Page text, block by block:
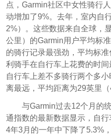
点，Garmin社区中女性骑行
动增加了9%。去年，室内自
2%）。这些数据来自全球，
公里）的Garmin用户平均标
的骑行记录最强劲，平均标
利骑手在自行车上花费的时
自行车上差不多骑行两个多
离最远，平均距离为29英里（
与Garmin过去12个月的
通指数的最新数据显示，自
4年3月的一年中下降了5.3%